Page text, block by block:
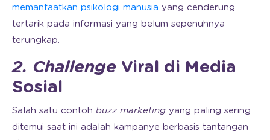
memanfaatkan psikologi manusia yang cenderung
tertarik pada informasi yang belum sepenuhnya
terungkap.
2. Challenge Viral di Media
Sosial
Salah satu contoh buzz marketing yang paling sering
ditemui saat ini adalah kampanye berbasis tantangan